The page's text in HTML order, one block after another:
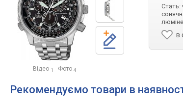
Відео 1 Фото 4
Стать:
в
Рекомендуємо товари в